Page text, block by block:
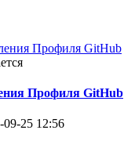
Профиля GitHub
09-25 12:56